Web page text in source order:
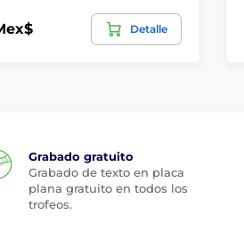
Detalle
Grabado gratuito
Grabado de texto en placa
plana gratuito en todos los
trofeos.